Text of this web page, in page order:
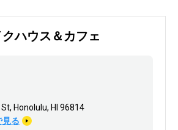
ハウス＆カフェ
Honolulu, HI 96814
る